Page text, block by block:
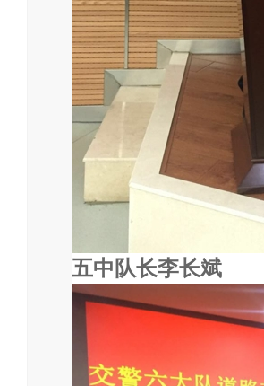
五中队长李长斌